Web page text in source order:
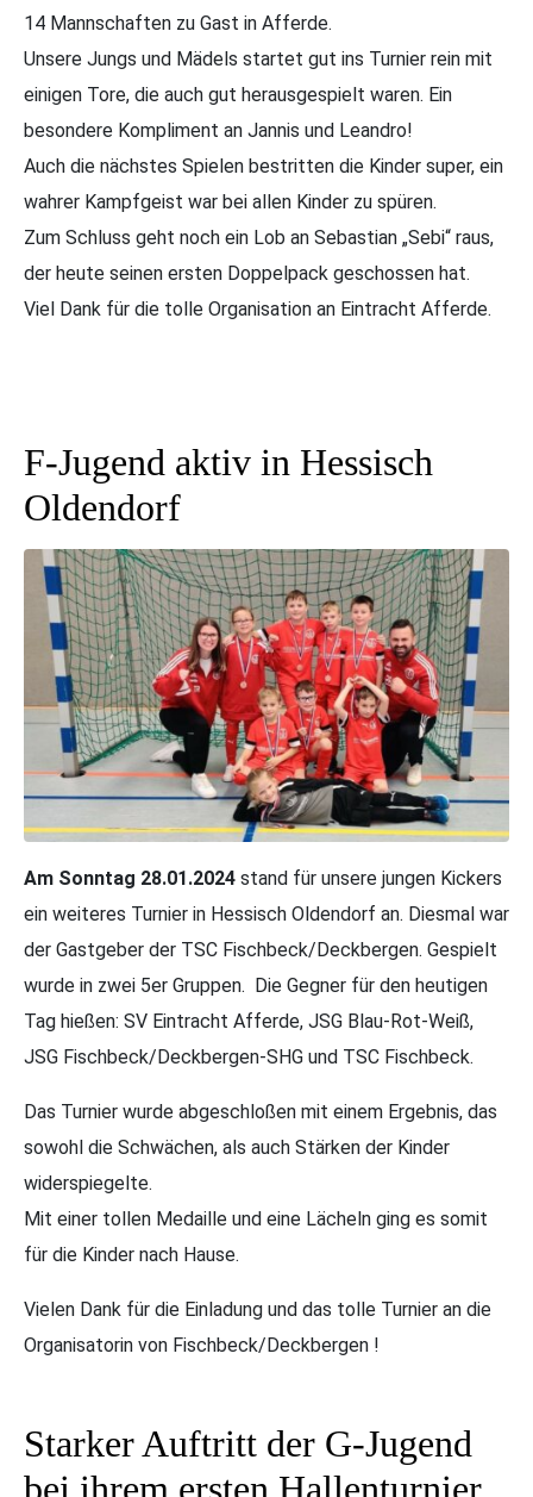
14 Mannschaften zu Gast in Afferde.
Unsere Jungs und Mädels startet gut ins Turnier rein mit
einigen Tore, die auch gut herausgespielt waren. Ein
besondere Kompliment an Jannis und Leandro!
Auch die nächstes Spielen bestritten die Kinder super, ein
wahrer Kampfgeist war bei allen Kinder zu spüren.
Zum Schluss geht noch ein Lob an Sebastian „Sebi“ raus,
der heute seinen ersten Doppelpack geschossen hat.
Viel Dank für die tolle Organisation an Eintracht Afferde.
F-Jugend aktiv in Hessisch
Oldendorf
Am Sonntag 28.01.2024 stand für unsere jungen Kickers
ein weiteres Turnier in Hessisch Oldendorf an. Diesmal war
der Gastgeber der TSC Fischbeck/Deckbergen. Gespielt
wurde in zwei 5er Gruppen. Die Gegner für den heutigen
Tag hießen: SV Eintracht Afferde, JSG Blau-Rot-Weiß,
JSG Fischbeck/Deckbergen-SHG und TSC Fischbeck.
Das Turnier wurde abgeschloßen mit einem Ergebnis, das
sowohl die Schwächen, als auch Stärken der Kinder
widerspiegelte.
Mit einer tollen Medaille und eine Lächeln ging es somit
für die Kinder nach Hause.
Vielen Dank für die Einladung und das tolle Turnier an die
Organisatorin von Fischbeck/Deckbergen !
Starker Auftritt der G-Jugend
bei ihrem ersten Hallenturnier